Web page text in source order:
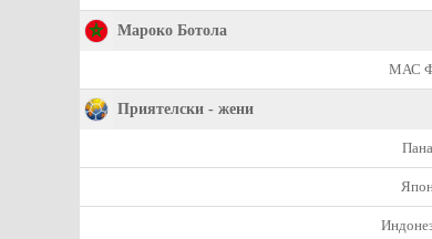
Мароко Ботола
МАС
Приятелски - жени